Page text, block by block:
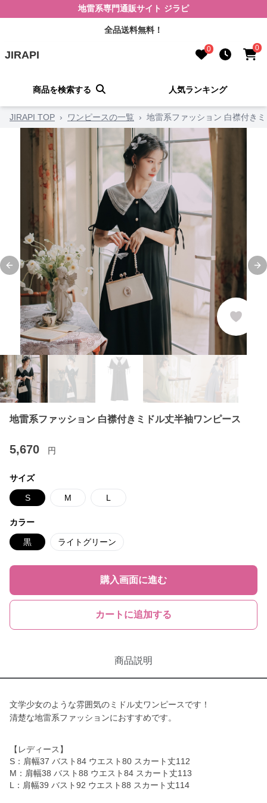
地雷系専門通販サイト ジラピ
全品送料無料！
JIRAPI 0 0
商品を検索する 人気ランキング
JIRAPI TOP › ワンピースの一覧 › 地雷系ファッション 白襟付き
Previous slide
地雷系ファッション 白襟付きミドル丈半袖ワンピース
5,670 円
サイズ
S M L
カラー
黒 ライトグリーン
購入画面に進む
カートに追加する
商品説明
文学少女のような雰囲気のミドル丈ワンピースです！
清楚な地雷系ファッションにおすすめです。
【レディース】
S：肩幅37 バスト84 ウエスト80 スカート丈112
M：肩幅38 バスト88 ウエスト84 スカート丈113
L：肩幅39 バスト92 ウエスト88 スカート丈114